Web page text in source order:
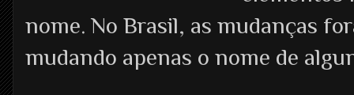
nome. No Brasil, as mudanças
mudando apenas o nome de